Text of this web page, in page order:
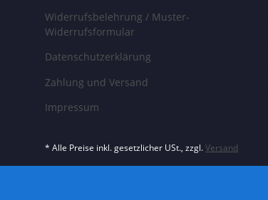
Widerrufsbelehrung / Muster-
Widerrufsformular
Datenschutzerklärung
Zahlung und Versand
Impressum
* Alle Preise inkl. gesetzlicher USt., zzgl.Versand